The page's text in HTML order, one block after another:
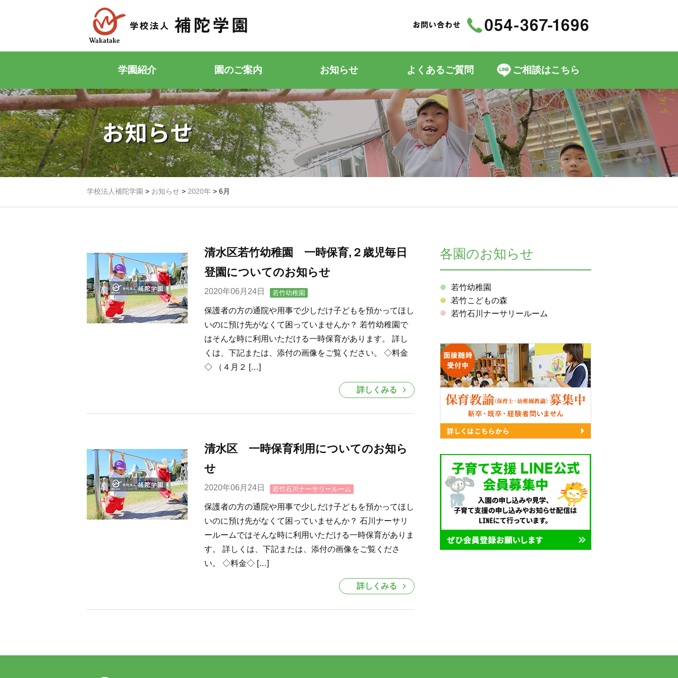
学園紹介 園のご案内
若竹幼稚園
若竹こどもの森
お知らせ よくあるご質問 ご相談はこちら
お知らせ
学校法人補陀学園 > お知らせ > 2020年 > 6月
清水区若竹幼稚園 一時保育,２歳児毎日
登園についてのお知らせ
2020年06月24日 若竹幼稚園
保護者の方の通院や用事で少しだけ子どもを預かってほし
いのに預け先がなくて困っていませんか？ 若竹幼稚園で
はそんな時に利用いただける一時保育があります。 詳し
くは、下記または、添付の画像をご覧ください。 ◇料金
◇ （４月２ […]
詳しくみる
清水区 一時保育利用についてのお知ら
せ
2020年06月24日 若竹石川ナーサリールーム
保護者の方の通院や用事で少しだけ子どもを預かってほし
いのに預け先がなくて困っていませんか？ 石川ナーサリ
ールームではそんな時に利用いただける一時保育がありま
す。 詳しくは、下記または、添付の画像をご覧くださ
い。 ◇料金◇ […]
詳しくみる
各園のお知らせ
若竹幼稚園
若竹こどもの森
若竹石川ナーサリールーム